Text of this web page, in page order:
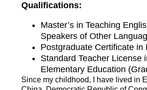
Qualifications:
Master’s in Teaching
Speakers of Other
Postgraduate Certificate in
Standard Teacher License
Elementary Education
Since my childhood, I have lived in